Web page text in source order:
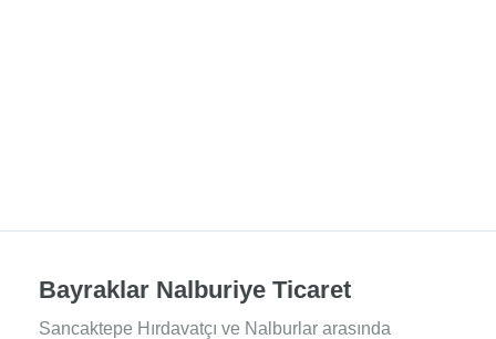
Bayraklar Nalburiye Ticaret
Sancaktepe Hırdavatçı ve Nalburlar arasında